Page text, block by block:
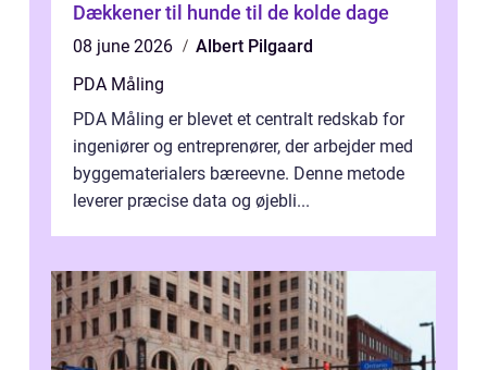
Dækkener til hunde til de kolde dage
08 june 2026
Albert Pilgaard
PDA Måling
PDA Måling er blevet et centralt redskab for
ingeniører og entreprenører, der arbejder med
byggematerialers bæreevne. Denne metode
leverer præcise data og øjebli...